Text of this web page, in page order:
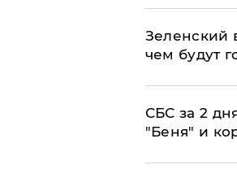
Зеленский
чем будут
СБС за 2
"Беня" и